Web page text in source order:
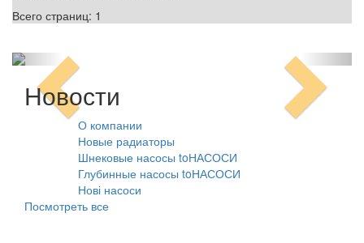
Всего страниц: 1
Новости
О компании
Новые радиаторы
Шнековые насосы toНАСОСИ
Глубинные насосы toНАСОСИ
Нові насоси
Посмотреть все